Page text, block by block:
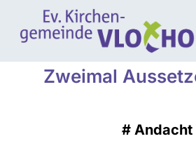
Zweimal
# Andacht